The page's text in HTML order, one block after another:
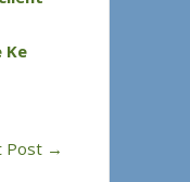
Ke
Post →